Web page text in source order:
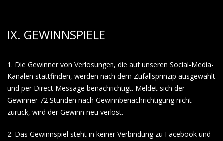
IX. GEWINNSPIELE
1. Die Gewinner von Verlosungen, die auf unseren Social-Media-
Kanälen stattfinden, werden nach dem Zufallsprinzip ausgewählt
und per Direct Message benachrichtigt. Meldet sich der
Gewinner 72 Stunden nach Gewinnbenachrichtigung nicht
zurück, wird der Gewinn neu verlost.
2. Das Gewinnspiel steht in keiner Verbindung zu Facebook und